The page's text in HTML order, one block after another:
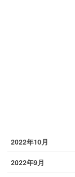
2022年10月
2022年9月